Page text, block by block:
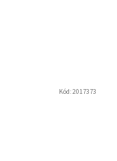
Kód:2017373